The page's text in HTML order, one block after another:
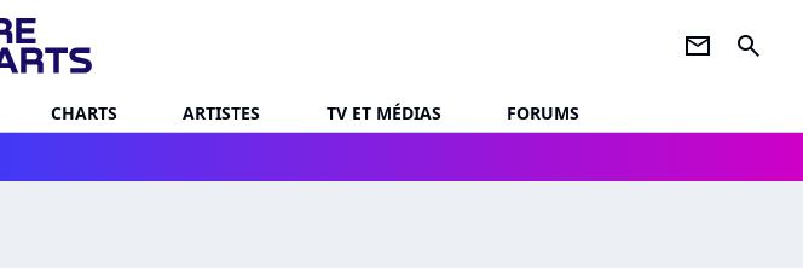
newsletter search
CHARTS ARTISTES TV ET MÉDIAS
FORUMS